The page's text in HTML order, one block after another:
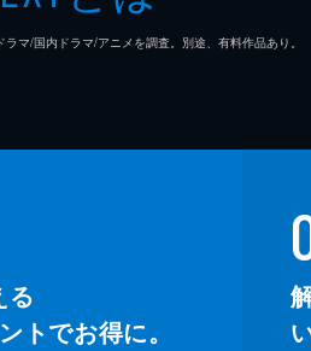
マ/国内ドラマ/アニメを調査。別途、有料作品あり。
る
トでお得に。